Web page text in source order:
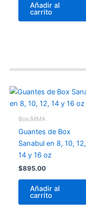
Añadir al
carrito
Box/MMA
Guantes de Box
Sanabul en 8, 10, 12,
14 y 16 oz
$895.00
Añadir al
carrito